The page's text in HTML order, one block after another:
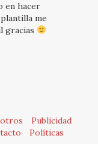
en hacer
me
gracias
Publicidad
Políticas